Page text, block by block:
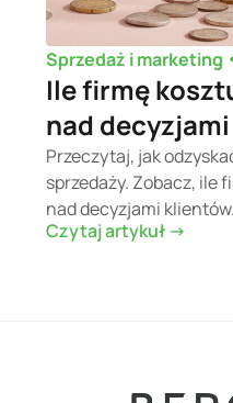
Sprzedaż i marketing
Ile firmę
nad
Przeczytaj, jak
sprzedaży. Zobacz, ile
nad decyzjami
Czytaj artykuł ->